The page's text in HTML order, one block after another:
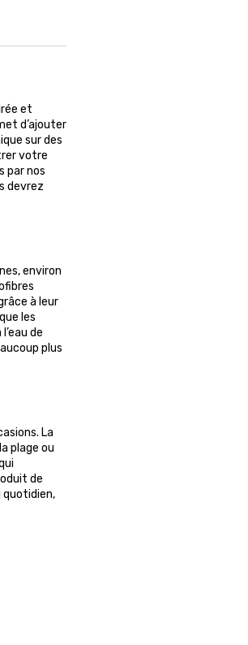
et
d’ajouter
sur des
votre
par nos
devrez
environ
à leur
les
de
plus
La
plage ou
de